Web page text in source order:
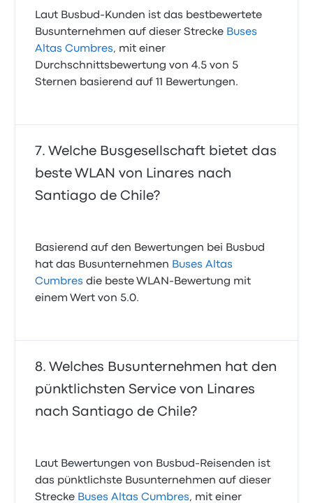
Laut Busbud-Kunden ist das bestbewertete
Busunternehmen auf dieser Strecke Buses
Altas Cumbres, mit einer
Durchschnittsbewertung von 4.5 von 5
Sternen basierend auf 11 Bewertungen.
Welche Busgesellschaft bietet das
beste WLAN von Linares nach
Santiago de Chile?
Basierend auf den Bewertungen bei Busbud
hat das Busunternehmen Buses Altas
Cumbres die beste WLAN-Bewertung mit
einem Wert von 5.0.
Welches Busunternehmen hat den
pünktlichsten Service von Linares
nach Santiago de Chile?
Laut Bewertungen von Busbud-Reisenden ist
das pünktlichste Busunternehmen auf dieser
Strecke Buses Altas Cumbres, mit einer